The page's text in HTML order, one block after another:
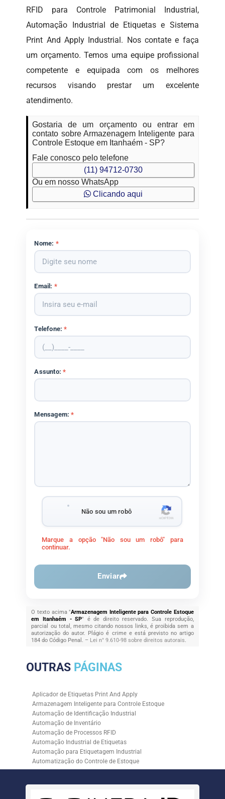
RFID para Controle Patrimonial Industrial,
Automação Industrial de Etiquetas e Sistema
Print And Apply Industrial. Nos contate e faça
um orçamento. Temos uma equipe profissional
competente e equipada com os melhores
recursos visando prestar um excelente
atendimento.
Gostaria de um orçamento ou entrar em
contato sobre Armazenagem Inteligente para
Controle Estoque em Itanhaém - SP?
Fale conosco pelo telefone
(11) 94712-0730
Ou em nosso WhatsApp
Clicando aqui
Nome: *
Email: *
Telefone:*
Assunto:*
Mensagem:*
Não sou um robô
Marque a opção "Não sou um robô" para
continuar.
Enviar
O texto acima "Armazenagem Inteligente para Controle Estoque
em Itanhaém - SP" é de direito reservado. Sua reprodução,
parcial ou total, mesmo citando nossos links, é proibida sem a
autorização do autor. Plágio é crime e está previsto no artigo
184 do Código Penal. – Lei n° 9.610-98 sobre direitos autorais.
OUTRAS PÁGINAS
Aplicador de Etiquetas Print And Apply
Armazenagem Inteligente para Controle Estoque
Automação de Identificação Industrial
Automação de Inventário
Automação de Processos RFID
Automação Industrial de Etiquetas
Automação para Etiquetagem Industrial
Automatização do Controle de Estoque
Controle de Estoque com RFID